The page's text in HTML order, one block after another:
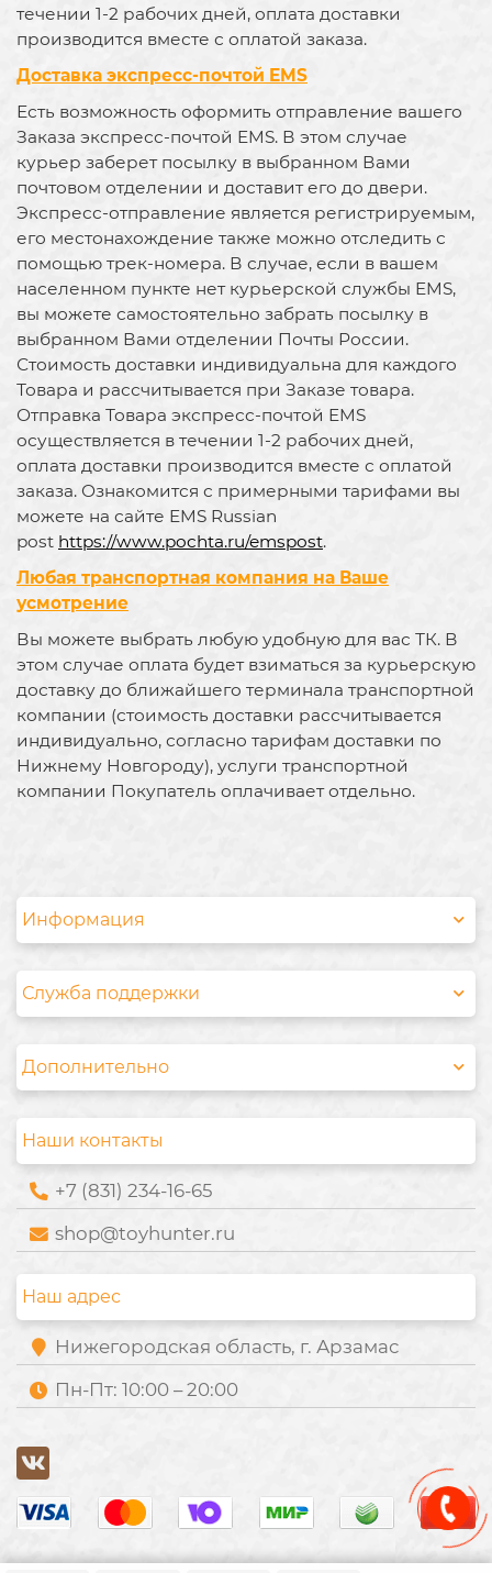
течении 1-2 рабочих дней, оплата доставки
производится вместе с оплатой заказа.
Доставка экспресс-почтой EMS
Есть возможность оформить отправление вашего
Заказа экспресс-почтой EMS. В этом случае
курьер заберет посылку в выбранном Вами
почтовом отделении и доставит его до двери.
Экспресс-отправление является регистрируемым,
его местонахождение также можно отследить с
помощью трек-номера. В случае, если в вашем
населенном пункте нет курьерской службы EMS,
вы можете самостоятельно забрать посылку в
выбранном Вами отделении Почты России.
Стоимость доставки индивидуальна для каждого
Товара и рассчитывается при Заказе товара.
Отправка Товара экспресс-почтой EMS
осуществляется в течении 1-2 рабочих дней,
оплата доставки производится вместе с оплатой
заказа. Ознакомится с примерными тарифами вы
можете на сайте EMS Russian
post https://www.pochta.ru/emspost.
Любая транспортная компания на Ваше
усмотрение
Вы можете выбрать любую удобную для вас ТК. В
этом случае оплата будет взиматься за курьерскую
доставку до ближайшего терминала транспортной
компании (стоимость доставки рассчитывается
индивидуально, согласно тарифам доставки по
Нижнему Новгороду), услуги транспортной
компании Покупатель оплачивает отдельно.
Информация
Служба поддержки
Дополнительно
Наши контакты
+7 (831) 234-16-65
shop@toyhunter.ru
Наш адрес
Нижегородская область, г. Арзамас
Пн-Пт: 10:00 – 20:00